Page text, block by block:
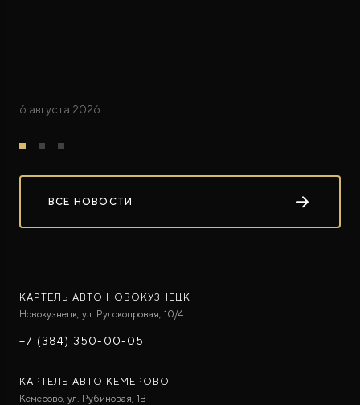
6 августа 2026
ВСЕ НОВОСТИ
КАРТЕЛЬ АВТО НОВОКУЗНЕЦК
Новокузнецк, ул. Рудокопровая, 10/4
+7 (384) 350-00-05
КАРТЕЛЬ АВТО КЕМЕРОВО
Кемерово, ул. Рубиновая, 1В